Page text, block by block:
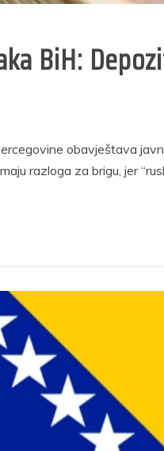
BiH:
obavještava
razloga za brigu, jer